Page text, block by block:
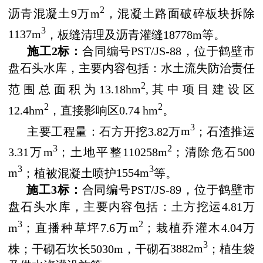
沥青混凝土9万m2，混凝土路面破碎板块拆除
1137m3 ，板缝清理及沥青灌缝18778m等。
施工2标：合同编号PST/JS-88 ，位于鹤壁市
盘石头水库，主要内容包括：水土流失防治责任
范围总面积为 13.18hm2, 其中项目建设区
12.4hm2 ，直接影响区0.74 hm2。
主要工程量：石方开挖3.82万m3；石渣推运
3.31 万m3；土地平整110258m2；清除危石500
m3 ； 植被混凝土喷护1554m3等。
施工3标： 合同编号PST/JS-89 ，位于鹤壁市
盘石头水库，主要内容包括：土方挖运4.81万
m3 ；直播种草坪7.6万m2 ；栽植乔灌木4.04万
株；干砌石坎长5030m ，干砌石3882m3 ；植生袋